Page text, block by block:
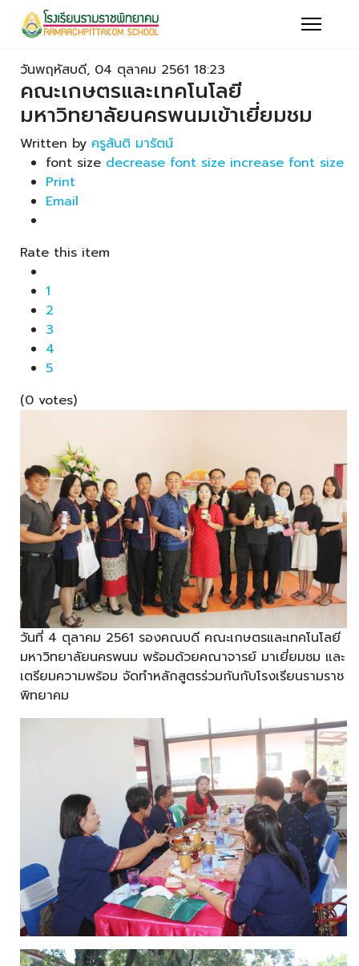
วันพฤหัสบดี, 04 ตุลาคม 2561 18:23
คณะเกษตรและเทคโนโลยี
มหาวิทยาลัยนครพนมเข้าเยี่ยมชม
Written by ครูสันติ มารัตน์
font size decrease font size increase font size
Print
Email
Rate this item
1
2
3
4
5
(0 votes)
วันที่ 4 ตุลาคม 2561 รองคณบดี คณะเกษตรและเทคโนโลยี
มหาวิทยาลัยนครพนม พร้อมด้วยคณาจารย์ มาเยี่ยมชม และ
เตรียมความพร้อม จัดทำหลักสูตรร่วมกันกับโรงเรียนรามราช
พิทยาคม